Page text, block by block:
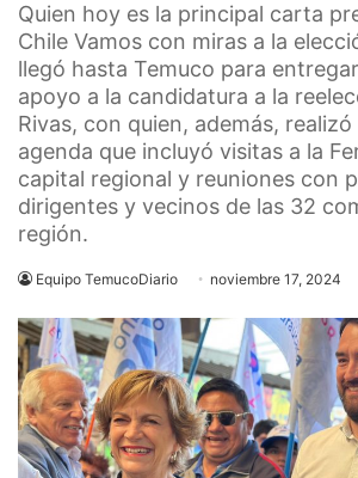
Quien hoy es la principal carta
Chile Vamos con miras a la
llegó hasta Temuco para
apoyo a la candidatura a la
Rivas, con quien, además,
agenda que incluyó visitas a la
capital regional y reuniones con
dirigentes y vecinos de las 32
región.
Equipo TemucoDiario noviembre 17, 2024